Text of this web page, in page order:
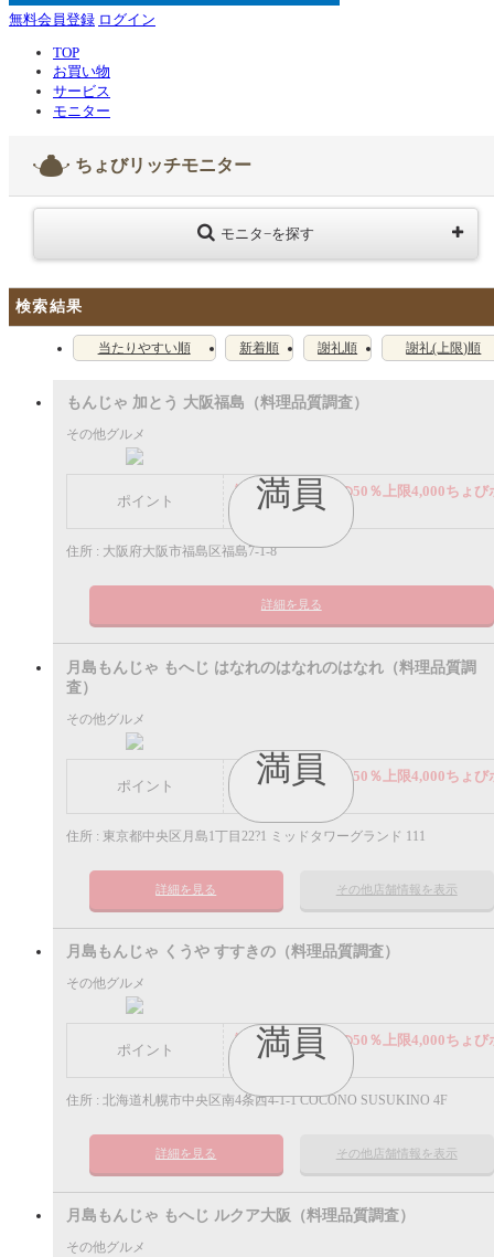
無料会員登録 ログイン
TOP
お買い物
サービス
モニター
ちょびリッチモニター
モニタ−を探す
検索結果
当たりやすい順 新着順 謝礼順 謝礼(上限)順
満員
もんじゃ 加とう 大阪福島（料理品質調査）
その他グルメ
ポイント
謝礼： 飲食代金の50％上限4,000ちょび
イント
住所 : 大阪府大阪市福島区福島7-1-8
詳細を見る
満員
月島もんじゃ もへじ はなれのはなれのはなれ（料理品質調
査）
その他グルメ
ポイント
謝礼： 飲食代金の50％上限4,000ちょび
住所 : 東京都中央区月島1丁目22?1 ミッドタワーグランド 111
詳細を見る その他店舗情報を表示
満員
月島もんじゃ くうや すすきの（料理品質調査）
その他グルメ
ポイント
謝礼： 飲食代金の50％上限4,000ちょび
イント
住所 : 北海道札幌市中央区南4条西4-1-1 COCONO SUSUKINO 4F
詳細を見る その他店舗情報を表示
月島もんじゃ もへじ ルクア大阪（料理品質調査）
その他グルメ